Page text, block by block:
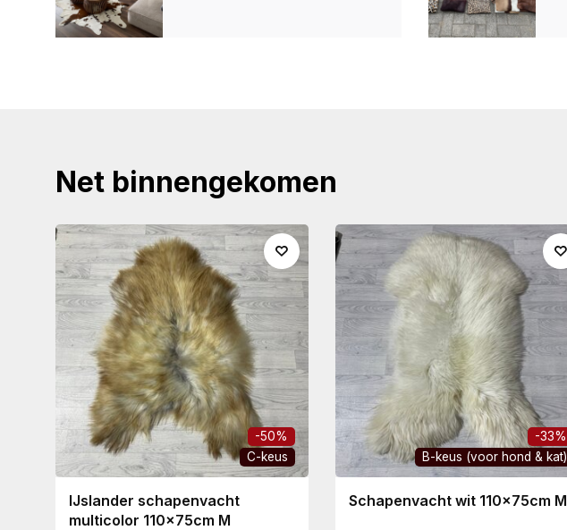
Net binnengekomen
-50%
C-keus
IJslander schapenvacht
multicolor 110x75cm M
-33%
B-keus (voor hond & kat)
Schapenvacht wit 110x75cm M